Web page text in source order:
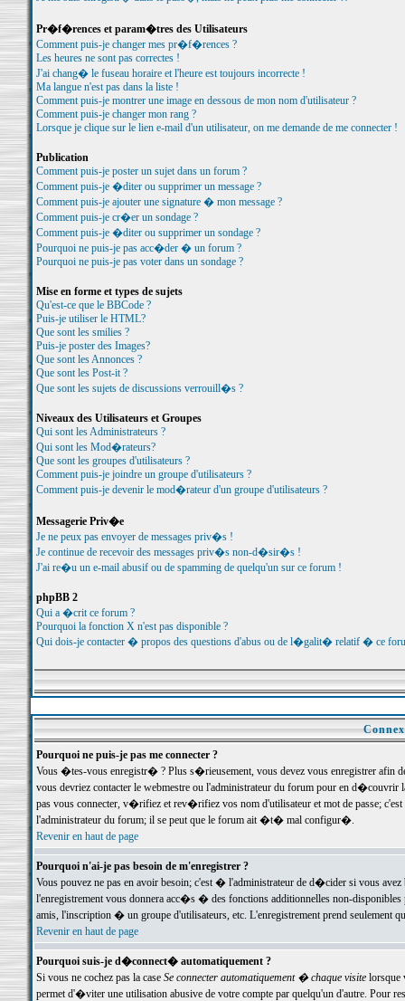
Pr�f�rences et param�tres des Utilisateurs
Comment puis-je changer mes pr�f�rences ?
Les heures ne sont pas correctes !
J'ai chang� le fuseau horaire et l'heure est toujours incorrecte !
Ma langue n'est pas dans la liste !
Comment puis-je montrer une image en dessous de mon nom d'utilisateur ?
Comment puis-je changer mon rang ?
Lorsque je clique sur le lien e-mail d'un utilisateur, on me demande de me connecter !
Publication
Comment puis-je poster un sujet dans un forum ?
Comment puis-je �diter ou supprimer un message ?
Comment puis-je ajouter une signature � mon message ?
Comment puis-je cr�er un sondage ?
Comment puis-je �diter ou supprimer un sondage ?
Pourquoi ne puis-je pas acc�der � un forum ?
Pourquoi ne puis-je pas voter dans un sondage ?
Mise en forme et types de sujets
Qu'est-ce que le BBCode ?
Puis-je utiliser le HTML?
Que sont les smilies ?
Puis-je poster des Images?
Que sont les Annonces ?
Que sont les Post-it ?
Que sont les sujets de discussions verrouill�s ?
Niveaux des Utilisateurs et Groupes
Qui sont les Administrateurs ?
Qui sont les Mod�rateurs?
Que sont les groupes d'utilisateurs ?
Comment puis-je joindre un groupe d'utilisateurs ?
Comment puis-je devenir le mod�rateur d'un groupe d'utilisateurs ?
Messagerie Priv�e
Je ne peux pas envoyer de messages priv�s !
Je continue de recevoir des messages priv�s non-d�sir�s !
J'ai re�u un e-mail abusif ou de spamming de quelqu'un sur ce forum !
phpBB 2
Qui a �crit ce forum ?
Pourquoi la fonction X n'est pas disponible ?
Qui dois-je contacter � propos des questions d'abus ou de l�galit� relatif � ce
Pourquoi ne puis-je pas me connecter ?
Vous �tes-vous enregistr� ? Plus s�rieusement, vous devez vous enregistrer
vous devriez contacter le webmestre ou l'administrateur du forum pour en
pas vous connecter, v�rifiez et rev�rifiez vos nom d'utilisateur et mot de passe;
l'administrateur du forum; il se peut que le forum ait �t� mal configur�.
Revenir en haut de page
Pourquoi n'ai-je pas besoin de m'enregistrer ?
Vous pouvez ne pas en avoir besoin; c'est � l'administrateur de d�cider si vous
l'enregistrement vous donnera acc�s � des fonctions additionnelles non-
amis, l'inscription � un groupe d'utilisateurs, etc. L'enregistrement prend seulement
Revenir en haut de page
Pourquoi suis-je d�connect� automatiquement ?
Si vous ne cochez pas la case Se connecter automatiquement � chaque visitelorsque
permet d'�viter une utilisation abusive de votre compte par quelqu'un d'autre. Pour